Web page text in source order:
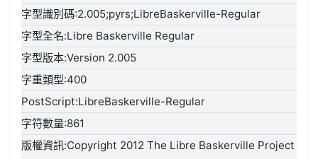
字型識別碼:2.005;pyrs;LibreBaskerville-Regular
字型全名:Libre Baskerville Regular
字型版本:Version 2.005
字重類型:400
PostScript:LibreBaskerville-Regular
字符數量:861
版權資訊:Copyright 2012 The Libre Baskerville Project